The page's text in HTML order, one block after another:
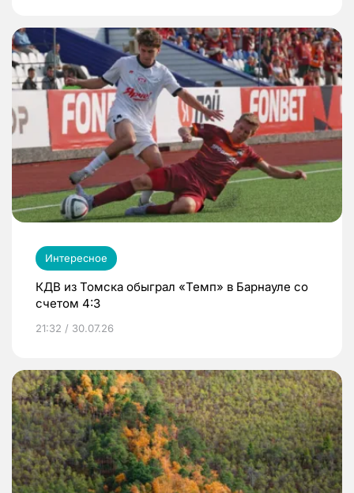
Интересное
КДВ из Томска обыграл «Темп» в Барнауле со
счетом 4:3
21:32 / 30.07.26